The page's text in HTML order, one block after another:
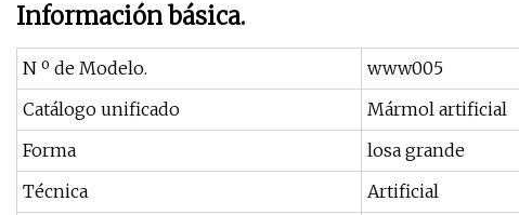
Información básica.
N º de Modelo.
www005
Catálogo unificado
Mármol artificial
Forma
losa grande
Técnica
Artificial